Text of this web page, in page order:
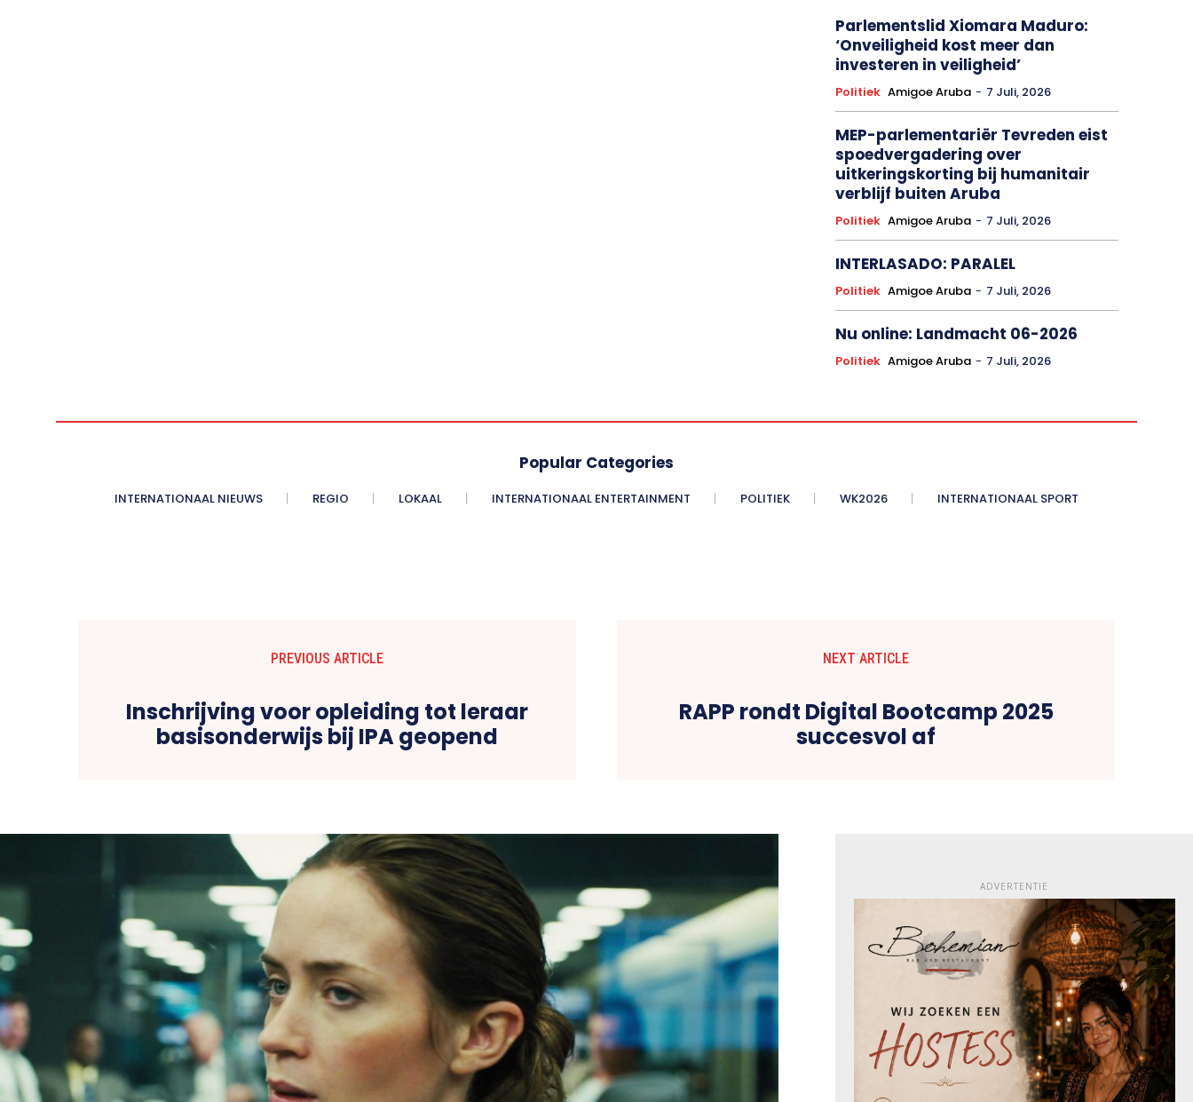
Parlementslid Xiomara Maduro:
‘Onveiligheid kost meer dan
investeren in veiligheid’
Politiek Amigoe Aruba - 7 Juli, 2026
MEP-parlementariër Tevreden eist
spoedvergadering over
uitkeringskorting bij humanitair
verblijf buiten Aruba
Politiek Amigoe Aruba - 7 Juli, 2026
INTERLASADO: PARALEL
Politiek Amigoe Aruba - 7 Juli, 2026
Nu online: Landmacht 06-2026
Politiek Amigoe Aruba - 7 Juli, 2026
Popular Categories
INTERNATIONAAL NIEUWS REGIO LOKAAL INTERNATIONAAL ENTERTAINMENT POLITIEK WK2026 INTERNATIONAAL SPORT
PREVIOUS ARTICLE
Inschrijving voor opleiding tot leraar
basisonderwijs bij IPA geopend
NEXT ARTICLE
RAPP rondt Digital Bootcamp 2025
succesvol af